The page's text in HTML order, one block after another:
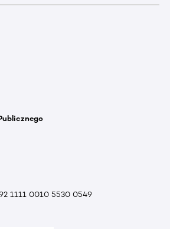
1111 0010 5530 0549